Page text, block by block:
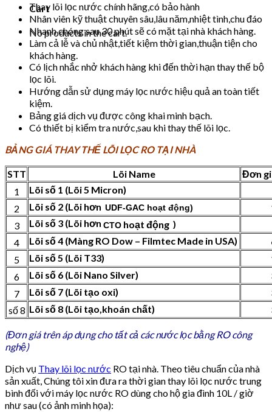
Cart
No products in the cart.
Thay lõi lọc nước chính hãng,có bảo hành
Nhân viên kỹ thuật chuyên sâu,lâu năm,nhiệt tình,chu đáo
Nhanh chóng sau 30 phút sẽ có mặt tại nhà khách hàng.
Làm cả lễ và chủ nhật,tiết kiệm thời gian,thuận tiện cho
khách hàng.
Có lịch nhắc nhở khách hàng khi đến thời hạn thay thế bộ
lọc lõi.
Hướng dẫn sử dụng máy lọc nước hiệu quả an toàn tiết
kiệm.
Bảng giá dịch vụ được công khai minh bạch.
Có thiết bị kiểm tra nước,sau khi thay thế lõi lọc.
BẢNG GIÁ THAY THẾ LÕI LỌC RO TẠI NHÀ
STT Lõi Name
Đơn
1
Lõi số 1 (Lõi 5 Micron)
2
Lõi số 2 (Lõi hơn UDF-GAC hoạt động)
3
Lõi số 3 (Lõi hơn CTO hoạt động )
4 Lõi số 4 (Màng RO Dow – Filmtec Made in USA)
5
Lõi số 5 (Lõi T33)
6
Lõi số 6 (Lõi Nano Silver)
7
Lõi số 7 (Lõi tạo oxi)
số 8 Lõi số 8 (Lõi tạo,khoán chất)
(Đơn giá trên áp dụng cho tất cả các nước lọc bằng RO công
nghệ)
Dịch vụ Thay lõi lọc nước RO tại nhà. Theo tiêu chuẩn của nhà
sản xuất, Chúng tôi xin đưa ra thời gian thay lõi lọc nước trung
bình đối với máy lọc nước RO dùng cho hộ gia đình 10L / giờ
như sau (có ảnh minh họa):